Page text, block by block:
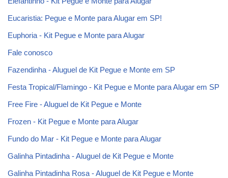
Eucaristia: Pegue e Monte para Alugar em SP!
Euphoria - Kit Pegue e Monte para Alugar
Fale conosco
Fazendinha - Aluguel de Kit Pegue e Monte em SP
Festa Tropical/Flamingo - Kit Pegue e Monte para Alugar em SP
Free Fire - Aluguel de Kit Pegue e Monte
Frozen - Kit Pegue e Monte para Alugar
Fundo do Mar - Kit Pegue e Monte para Alugar
Galinha Pintadinha - Aluguel de Kit Pegue e Monte
Galinha Pintadinha Rosa - Aluguel de Kit Pegue e Monte